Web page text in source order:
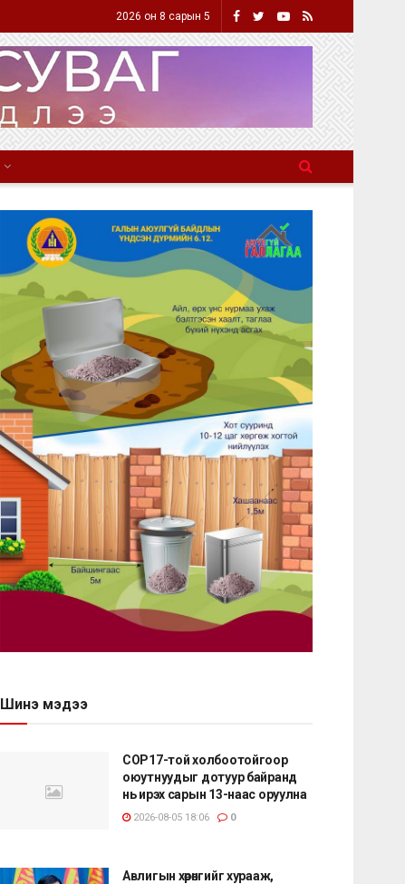
2026 он 8 сарын 5
Шинэ мэдээ
COP17-той холбоотойгоор
оюутнуудыг дотуур байранд
нь ирэх сарын 13-наас оруулна
2026-08-05 18:06 0
Авлигын хөрөнгийг хурааж,